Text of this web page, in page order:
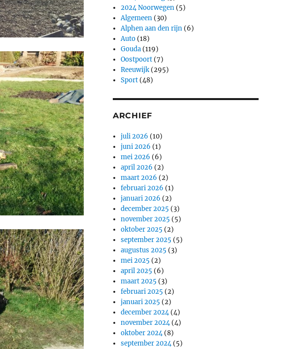
2024 Noorwegen (5)
Algemeen (30)
Alphen aan den rijn (6)
Auto (18)
Gouda (119)
Oostpoort (7)
Reeuwijk (295)
Sport (48)
ARCHIEF
juli 2026 (10)
juni 2026 (1)
mei 2026 (6)
april 2026 (2)
maart 2026 (2)
februari 2026 (1)
januari 2026 (2)
december 2025 (3)
november 2025 (5)
oktober 2025 (2)
september 2025 (5)
augustus 2025 (3)
mei 2025 (2)
april 2025 (6)
maart 2025 (3)
februari 2025 (2)
januari 2025 (2)
december 2024(4)
november 2024(4)
oktober 2024(8)
september 2024(5)